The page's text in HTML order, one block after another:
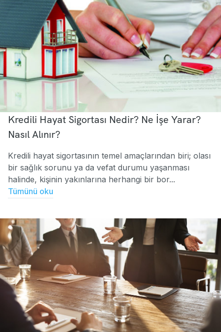
Kredili Hayat Sigortası Nedir? Ne İşe Yarar?
Nasıl Alınır?
Kredili hayat sigortasının temel amaçlarından biri; olası
bir sağlık sorunu ya da vefat durumu yaşanması
halinde, kişinin yakınlarına herhangi bir bor...
Tümünü oku